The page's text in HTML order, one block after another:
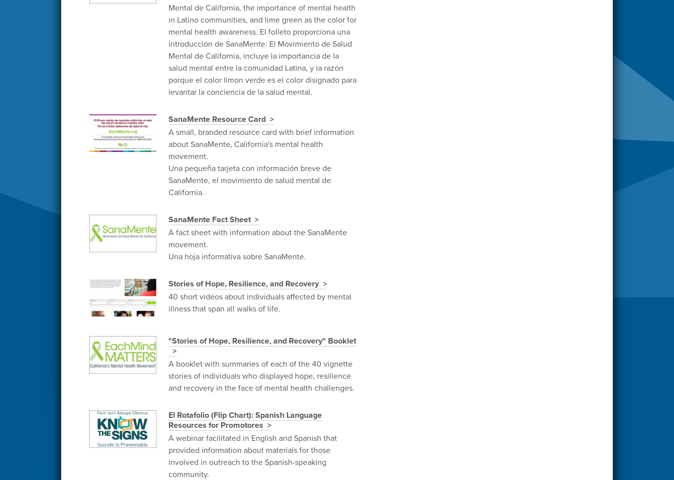
Mental de California, the importance of mental health
in Latino communities, and lime green as the color for
mental health awareness. El folleto proporciona una
introducción de SanaMente: El Movimiento de Salud
Mental de California, incluye la importancia de la
salud mental entre la comunidad Latina, y la razón
porque el color limon verde es el color disignado para
levantar la conciencia de la salud mental.
SanaMente Resource Card
A small, branded resource card with brief information
about SanaMente, California's mental health
movement.
Una pequeña tarjeta con información breve de
SanaMente, el movimiento de salud mental de
California.
SanaMente Fact Sheet
A fact sheet with information about the SanaMente
movement.
Una hoja informativa sobre SanaMente.
Stories of Hope, Resilience, and Recovery
40 short videos about individuals affected by mental
illness that span all walks of life.
"Stories of Hope, Resilience, and Recovery" Booklet
A booklet with summaries of each of the 40 vignette
stories of individuals who displayed hope, resilience
and recovery in the face of mental health challenges.
El Rotafolio (Flip Chart): Spanish Language
Resources for Promotores
A webinar facilitated in English and Spanish that
provided information about materials for those
involved in outreach to the Spanish-speaking
community.